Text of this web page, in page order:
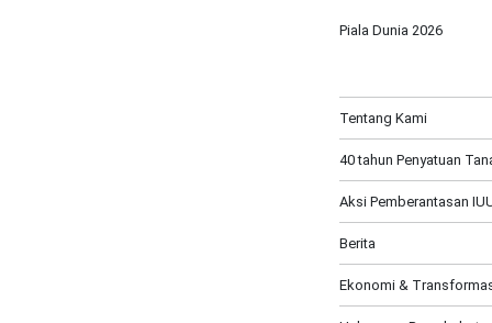
Piala Dunia 2026
Tentang Kami
40 tahun Penyatuan
Aksi Pemberantasan
Berita
Ekonomi &